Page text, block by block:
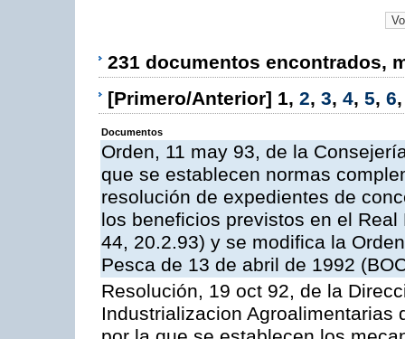
231 documentos encontrados,
[Primero/Anterior] 1, 2, 3, 4, 5, 6
Documentos
Orden, 11 may 93, de la
que se establecen normas
resolución de expedientes de
los beneficios previstos en el
44, 20.2.93) y se modifica la
Pesca de 13 de abril de 1992
Resolución, 19 oct 92, de la
Industrializacion Agroalimentarias